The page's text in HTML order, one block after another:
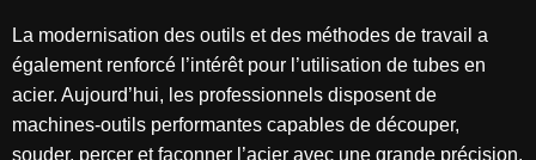
La modernisation des outils et des méthodes de travail a
également renforcé l’intérêt pour l’utilisation de tubes en
acier. Aujourd’hui, les professionnels disposent de
machines-outils performantes capables de découper,
souder, percer et façonner l’acier avec une grande précision.